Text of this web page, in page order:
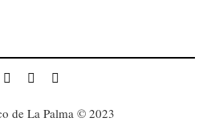
de La Palma © 2023